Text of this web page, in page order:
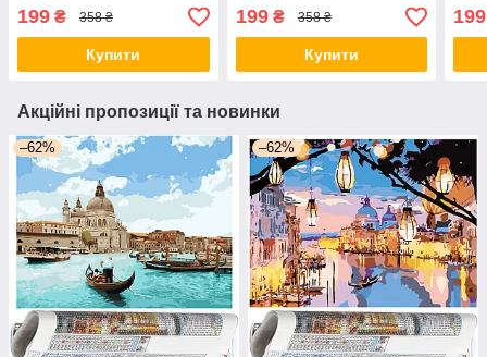
199 ₴ 358 ₴
Купити
199₴ 358 ₴
Купити
199
Акційні пропозиції та новинки
–62% –62%